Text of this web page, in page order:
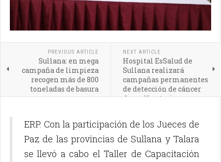
PREVIOUS ARTICLE
Sullana: en mega
campaña de limpieza
recogen más de 800
toneladas de basura
NEXT ARTICLE
Hospital EsSalud de
Sullana realizará
campañas permanentes
de detección de cáncer
de cuello uterino y
ERP. Con la participación de los Jueces de
Paz de las provincias de Sullana y Talara
se llevó a cabo el Taller de Capacitación